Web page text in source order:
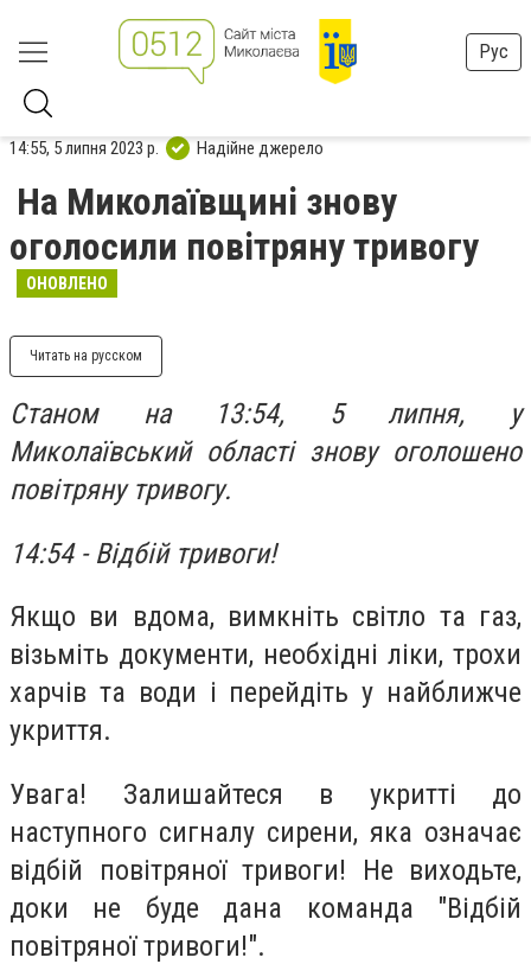
Рус
14:55, 5 липня 2023 р. Надійне джерело
На Миколаївщині знову
оголосили повітряну тривогу
ОНОВЛЕНО
Читать на русском
Станом на 13:54, 5 липня, у
Миколаївський області знову оголошено
повітряну тривогу.
14:54 - Відбій тривоги!
Якщо ви вдома, вимкніть світло та газ,
візьміть документи, необхідні ліки, трохи
харчів та води і перейдіть у найближче
укриття.
Увага! Залишайтеся в укритті до
наступного сигналу сирени, яка означає
відбій повітряної тривоги! Не виходьте,
доки не буде дана команда "Відбій
повітряної тривоги!".